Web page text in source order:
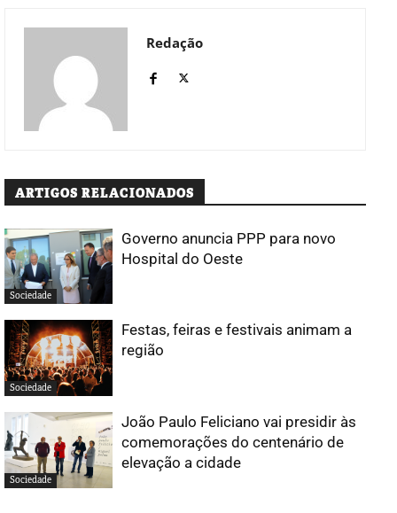
Redação
ARTIGOS RELACIONADOS
Sociedade
Governo anuncia PPP para novo
Hospital do Oeste
Sociedade
Festas, feiras e festivais animam a
região
Sociedade
João Paulo Feliciano vai presidir às
comemorações do centenário de
elevação a cidade